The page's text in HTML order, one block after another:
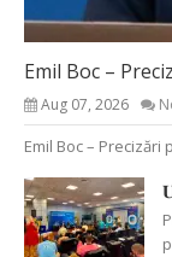
Emil Boc –
Aug 07, 2026
Emil Boc –